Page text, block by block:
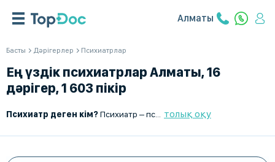
Алматы
Басты Дәрігерлер Психиатрлар
Ең үздік психиатрлар Алматы, 16
дәрігер, 1 603 пікір
Психиатр деген кім?Психиатр – психикалық бұзылыстарды диагностикалау, емдеу және алдын алу ісімен айналысатын дәрігер. Психологтан айырмашылығы, психиатр медициналық білім алып, дәрілік терапияны тағайындай алады. Ол депрессиямен, алаңдаушылық бұзылыстармен, шизофрениямен, биполярлық аффективті бұзылыспен және басқа да психикалық аурулармен ауыратын пациенттермен жұмыс істейді. толық оқу